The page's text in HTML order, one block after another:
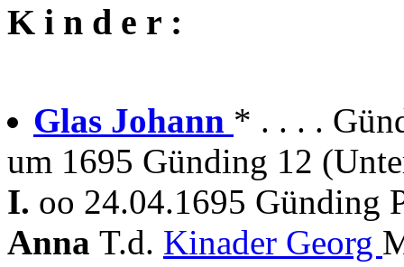
K i n d e r :
Glas Johann * . . . .
um 1695 Günding 12
I. oo 24.04.1695
Anna T.d. Kinader Georg